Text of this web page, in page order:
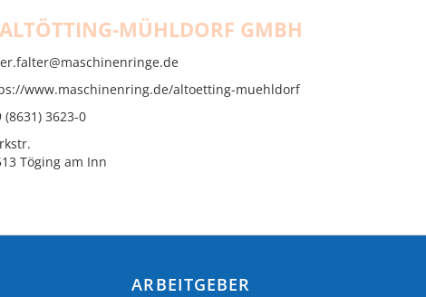
MÜHLDORF GMBH
www.maschinenring.de/altoetting-muehldorf
(8631) 3623-0
Töging am Inn
ARBEITGEBER